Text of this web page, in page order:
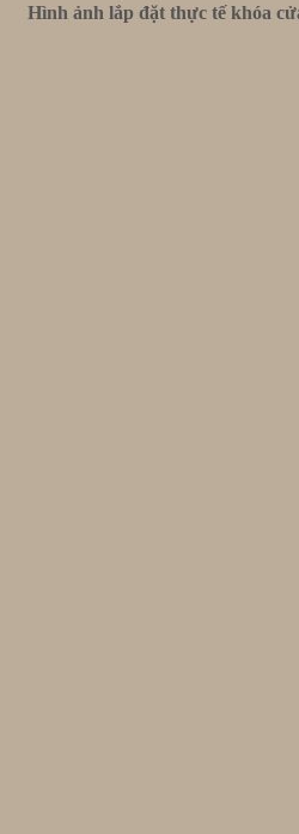
Hình ảnh lắp đặt thực tế khóa